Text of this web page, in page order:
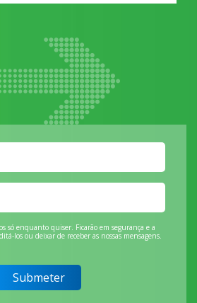
só enquanto quiser. Ficarão em segurança e a
los ou deixar de receber as nossas mensagens.